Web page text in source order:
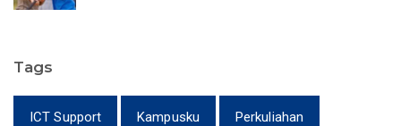
Tags
ICT Support Kampusku Perkuliahan